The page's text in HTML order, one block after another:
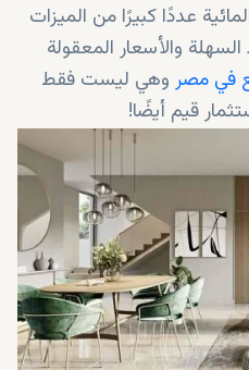
عددًا كبيرًا من الميزات
والأسعار المعقولة
في مصر وهي ليست فقط
قيم أيضًا!